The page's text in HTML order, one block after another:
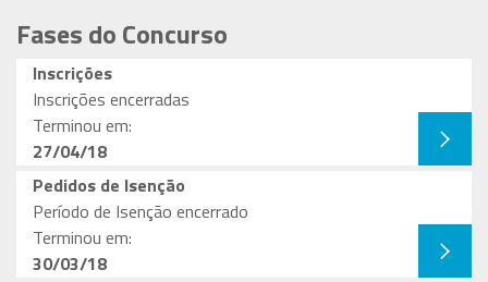
Fases do Concurso
Inscrições
Inscrições encerradas
Terminou em:
27/04/18
Pedidos de Isenção
Período de Isenção encerrado
Terminou em:
30/03/18